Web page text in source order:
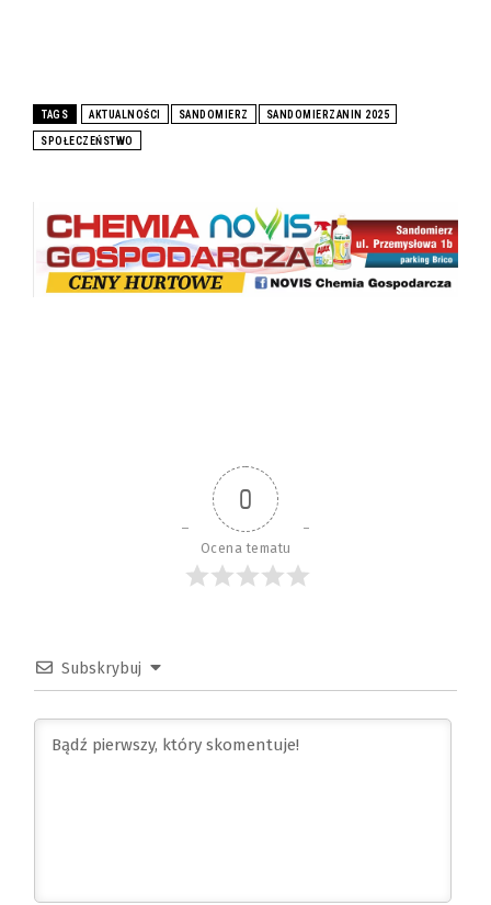
TAGS AKTUALNOŚCI SANDOMIERZ SANDOMIERZANIN 2025
SPOŁECZEŃSTWO
0
Ocena tematu
Subskrybuj